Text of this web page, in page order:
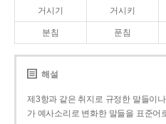
거시기 거시키
분침 푼침
해설
제3항과 같은 취지로 규정한 말들이
가 예사소리로 변화한 말들을 표준어